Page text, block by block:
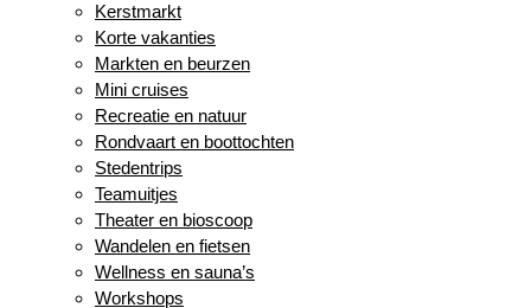
Kerstmarkt
Korte vakanties
Markten en beurzen
Mini cruises
Recreatie en natuur
Rondvaart en boottochten
Stedentrips
Teamuitjes
Theater en bioscoop
Wandelen en fietsen
Wellness en sauna’s
Workshops